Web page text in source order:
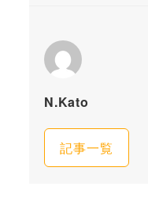
N.Kato
記事一覧